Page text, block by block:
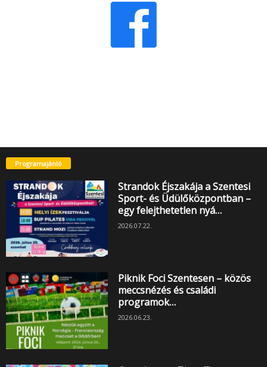
Programajánló
Strandok Éjszakája a Szentesi
Sport- és Üdülőközpontban –
egy felejthetetlen nyá…
2026.07.22.
Piknik Foci Szentesen – közös
meccsnézés és családi
programok…
2026.06.23.